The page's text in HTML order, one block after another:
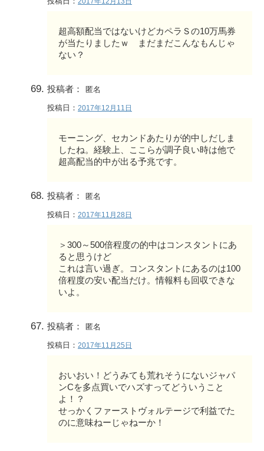
超高額配当ではないけどカペラＳの10万馬券
が当たりましたｗ まだまだこんなもんじゃ
ない？
投稿者： 匿名
投稿日： 2017年12月11日
モーニング、セカンドあたりが的中しだしま
したね。経験上、ここらが調子良い時は他で
超高配当的中が出る予兆です。
投稿者： 匿名
投稿日： 2017年11月28日
＞300～500倍程度の的中はコンスタントにあ
ると思うけど
これは言い過ぎ。コンスタントにあるのは100
倍程度の安い配当だけ。情報料も回収できな
いよ。
投稿者： 匿名
投稿日： 2017年11月25日
おいおい！どうみても荒れそうにないジャパ
ンCを多点買いでハズすってどういうこと
よ！？
せっかくファーストヴォルテージで利益でた
のに意味ねーじゃねーか！